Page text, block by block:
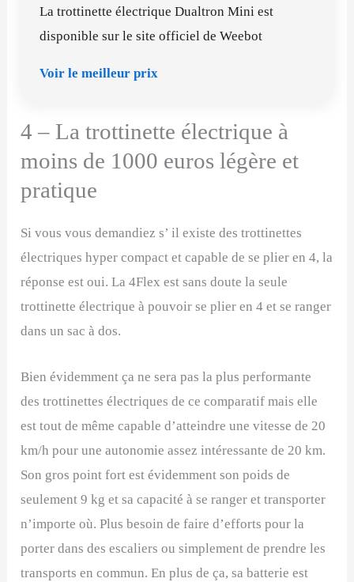
La trottinette électrique Dualtron Mini est
disponible sur le site officiel de Weebot
Voir le meilleur prix
4 – La trottinette électrique à
moins de 1000 euros légère et
pratique
Si vous vous demandiez s’ il existe des trottinettes
électriques hyper compact et capable de se plier en 4, la
réponse est oui. La 4Flex est sans doute la seule
trottinette électrique à pouvoir se plier en 4 et se ranger
dans un sac à dos.
Bien évidemment ça ne sera pas la plus performante
des trottinettes électriques de ce comparatif mais elle
est tout de même capable d’atteindre une vitesse de 20
km/h pour une autonomie assez intéressante de 20 km.
Son gros point fort est évidemment son poids de
seulement 9 kg et sa capacité à se ranger et transporter
n’importe où. Plus besoin de faire d’efforts pour la
porter dans des escaliers ou simplement de prendre les
transports en commun. En plus de ça, sa batterie est